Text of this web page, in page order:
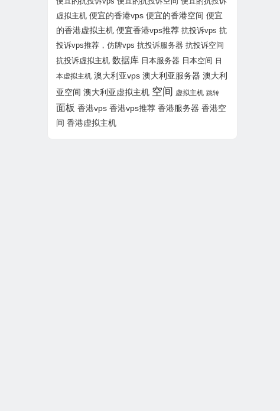
虚拟主机 便宜的香港vps 便宜的香港空间 便宜
的香港虚拟主机 便宜香港vps推荐 抗投诉vps 抗
投诉vps推荐，仿牌vps 抗投诉服务器 抗投诉空间
抗投诉虚拟主机 数据库 日本服务器 日本空间 日
本虚拟主机 澳大利亚vps 澳大利亚服务器 澳大利
亚空间 澳大利亚虚拟主机 空间 虚拟主机 跳转
面板 香港vps 香港vps推荐 香港服务器 香港空
间 香港虚拟主机